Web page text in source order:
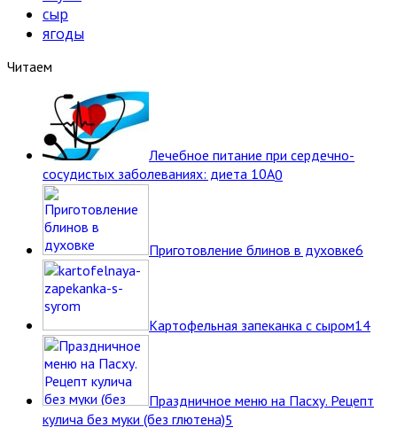
сыр
ягоды
Читаем
Лечебное питание при сердечно-
сосудистых заболеваниях: диета 10А0
Приготовление блинов в духовке6
Картофельная запеканка с сыром14
Праздничное меню на Пасху. Рецепт
кулича без муки (без глютена)5